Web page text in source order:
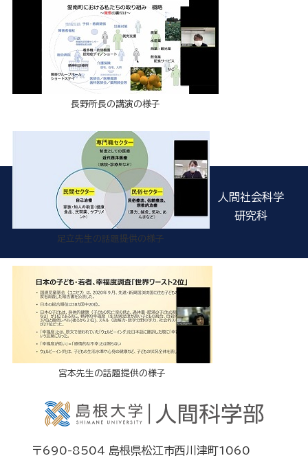
長野所長の講演の様子
足立先生の話題提供の様子
宮本先生の話題提供の様子
人間社会科学
研究科
〒690-8504 島根県松江市西川津町1060